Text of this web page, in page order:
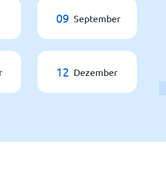
09 September
12 Dezember